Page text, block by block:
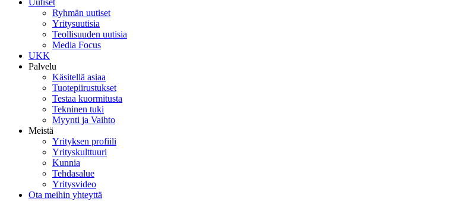
Uutiset
Ryhmän uutiset
Yritysuutisia
Teollisuuden uutisia
Media Focus
UKK
Palvelu
Käsitellä asiaa
Tuotepiirustukset
Testaa kuormitusta
Tekninen tuki
Myynti ja Vaihto
Meistä
Yrityksen profiili
Yrityskulttuuri
Kunnia
Tehdasalue
Yritysvideo
Ota meihin yhteyttä